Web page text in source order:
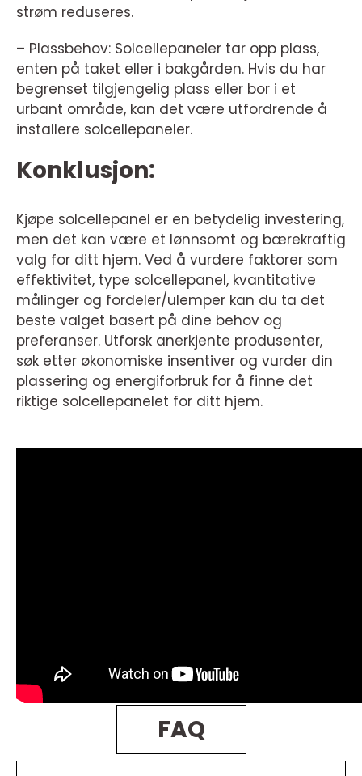
strøm reduseres.
– Plassbehov: Solcellepaneler tar opp plass,
enten på taket eller i bakgården. Hvis du har
begrenset tilgjengelig plass eller bor i et
urbant område, kan det være utfordrende å
installere solcellepaneler.
Konklusjon:
Kjøpe solcellepanel er en betydelig investering,
men det kan være et lønnsomt og bærekraftig
valg for ditt hjem. Ved å vurdere faktorer som
effektivitet, type solcellepanel, kvantitative
målinger og fordeler/ulemper kan du ta det
beste valget basert på dine behov og
preferanser. Utforsk anerkjente produsenter,
søk etter økonomiske insentiver og vurder din
plassering og energiforbruk for å finne det
riktige solcellepanelet for ditt hjem.
FAQ